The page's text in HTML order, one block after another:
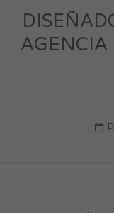
AGENCIA